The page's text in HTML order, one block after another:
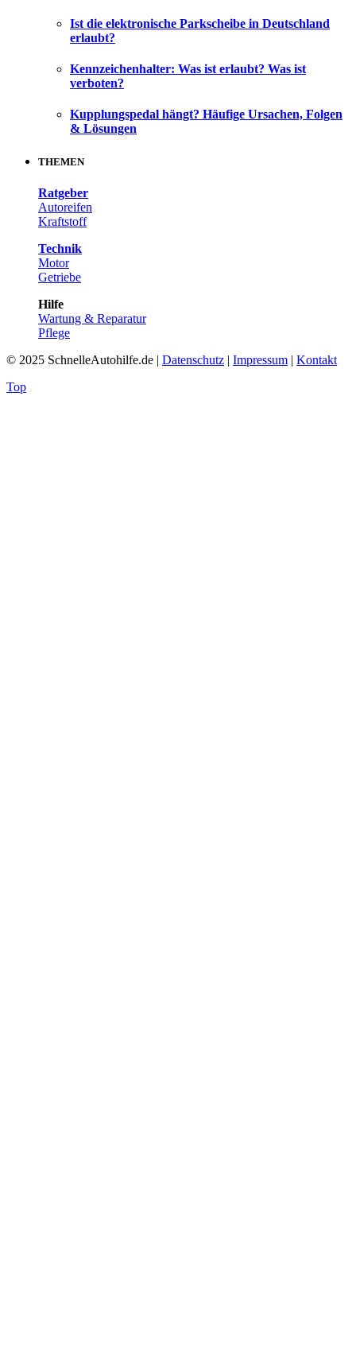
Ist die elektronische Parkscheibe in Deutschland
erlaubt?
Kennzeichenhalter: Was ist erlaubt? Was ist
verboten?
Kupplungspedal hängt? Häufige Ursachen, Folgen
& Lösungen
THEMEN
Ratgeber
Autoreifen
Kraftstoff
Technik
Motor
Getriebe
Hilfe
Wartung & Reparatur
Pflege
© 2025 SchnelleAutohilfe.de | Datenschutz | Impressum | Kontakt
Top